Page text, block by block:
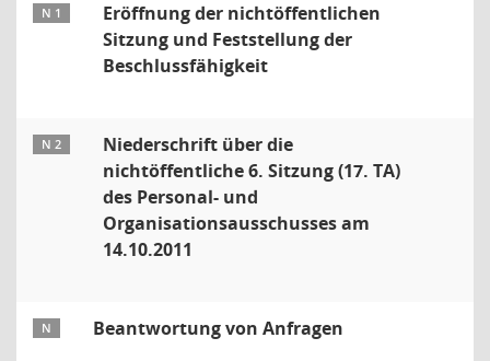
N 1
Eröffnung der nichtöffentlichen
Sitzung und Feststellung der
Beschlussfähigkeit
N 2
Niederschrift über die
nichtöffentliche 6. Sitzung (17. TA)
des Personal- und
Organisationsausschusses am
14.10.2011
N Beantwortung von Anfragen